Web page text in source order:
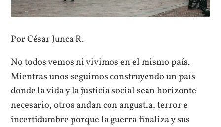
Por César Junca R.
No todos vemos ni vivimos en el mismo país.
Mientras unos seguimos construyendo un país
donde la vida y la justicia social sean horizonte
necesario, otros andan con angustia, terror e
incertidumbre porque la guerra finaliza y sus